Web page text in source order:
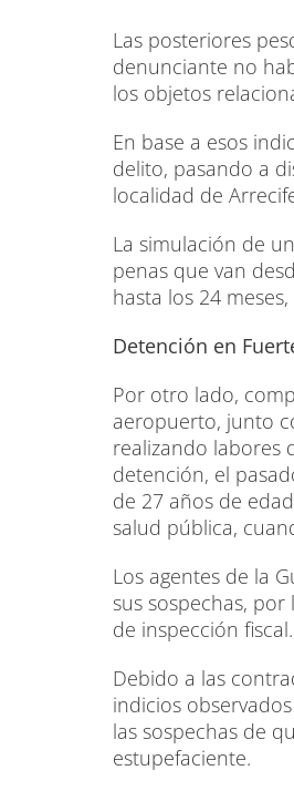
Las posteriores
denunciante no
los objetos
En base a esos
delito, pasando a
localidad de
La simulación de
penas que van
hasta los 24
Detención en
Por otro lado,
aeropuerto, junto
realizando labores
detención, el
de 27 años de
salud pública,
Los agentes de la
sus sospechas,
de inspección fiscal.
Debido a las
indicios
las sospechas de
estupefaciente.